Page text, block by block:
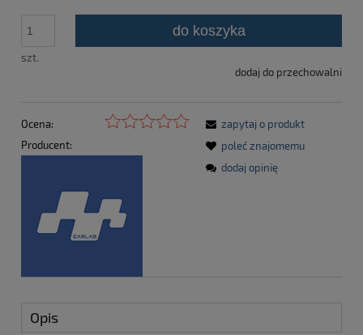
szt.
do koszyka
dodaj do przechowalni
Ocena:
Producent:
zapytaj o produkt
poleć znajomemu
dodaj opinię
Opis